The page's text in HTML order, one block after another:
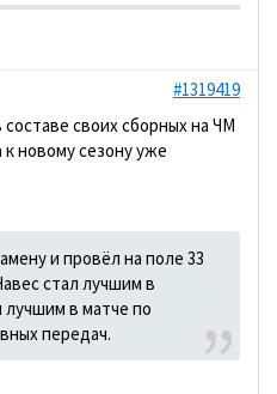
#1319419
своих сборных на ЧМ
новому сезону уже
и провёл на поле 33
стал лучшим в
в матче по
передач.